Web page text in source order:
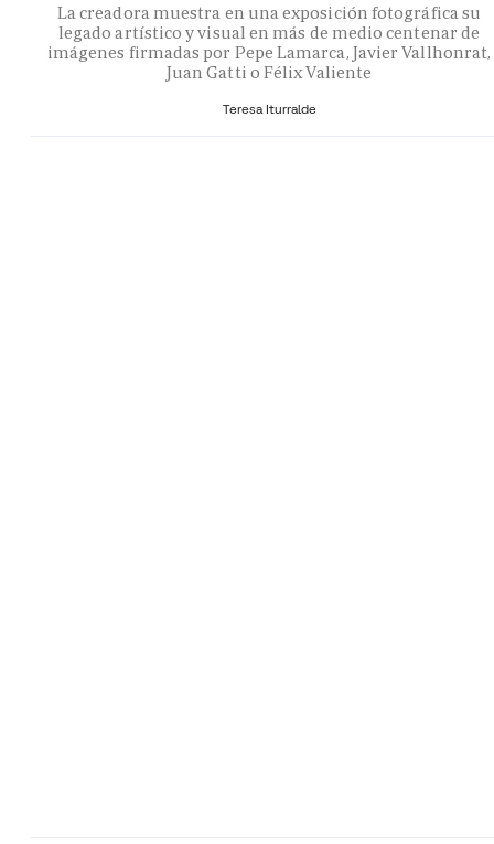
La creadora muestra en una exposición fotográfica su
legado artístico y visual en más de medio centenar de
imágenes firmadas por Pepe Lamarca, Javier Vallhonrat,
Juan Gatti o Félix Valiente
Teresa Iturralde